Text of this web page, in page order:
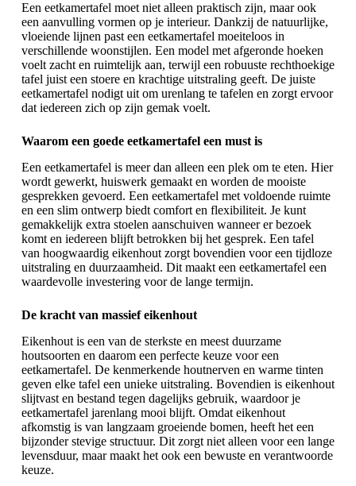
Een eetkamertafel moet niet alleen praktisch zijn, maar ook
een aanvulling vormen op je interieur. Dankzij de natuurlijke,
vloeiende lijnen past een eetkamertafel moeiteloos in
verschillende woonstijlen. Een model met afgeronde hoeken
voelt zacht en ruimtelijk aan, terwijl een robuuste rechthoekige
tafeljuist een stoere en krachtige uitstraling geeft. De juiste
eetkamertafel nodigt uit om urenlang te tafelen en zorgt ervoor
dat iedereen zich op zijn gemak voelt.
Waarom een goede eetkamertafel een must is
Een eetkamertafel is meer dan alleen een plek om te eten. Hier
wordt gewerkt, huiswerk gemaakt en worden de mooiste
gesprekken gevoerd. Een eetkamertafel met voldoende ruimte
en een slim ontwerp biedt comfort en flexibiliteit. Je kunt
gemakkelijk extra stoelen aanschuiven wanneer er bezoek
komt en iedereen blijft betrokken bij het gesprek. Een tafel
van hoogwaardig eikenhout zorgt bovendien voor een tijdloze
uitstraling en duurzaamheid. Dit maakt een eetkamertafel een
waardevolle investering voor de lange termijn.
De kracht van massief eikenhout
Eikenhout is een van de sterkste en meest duurzame
houtsoorten en daarom een perfecte keuze voor een
eetkamertafel. De kenmerkende houtnerven en warme tinten
geven elke tafel een unieke uitstraling. Bovendien is eikenhout
slijtvast en bestand tegen dagelijks gebruik, waardoor je
eetkamertafel jarenlang mooi blijft. Omdat eikenhout
afkomstig is van langzaam groeiende bomen, heeft het een
bijzonder stevige structuur. Dit zorgt niet alleen voor een lange
levensduur, maar maakt het ook een bewuste en verantwoorde
keuze.